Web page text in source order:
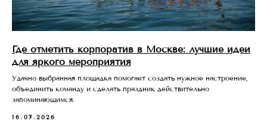
Где отметить корпоратив в Москве: лучшие идеи
для яркого мероприятия
Удачно выбранная площадка помогает создать нужное настроение,
объединить команду и сделать праздник действительно
запоминающимся.
16.07.2026